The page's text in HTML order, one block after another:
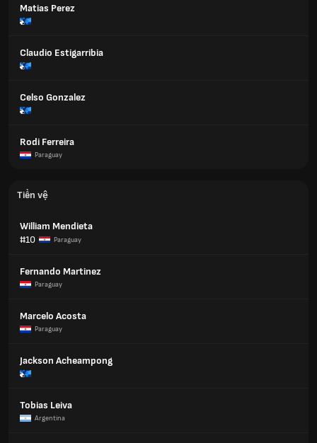
Matias Perez
Claudio Estigarribia
Celso Gonzalez
Rodi Ferreira
Paraguay
Tiền vệ
William Mendieta
#10
Paraguay
Fernando Martinez
Paraguay
Marcelo Acosta
Paraguay
Jackson Acheampong
Tobias Leiva
Argentina